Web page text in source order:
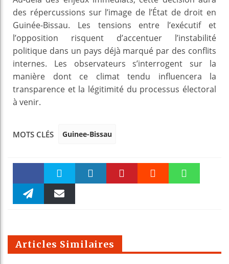
des répercussions sur l’image de l’État de droit en
Guinée-Bissau. Les tensions entre l’exécutif et
l’opposition risquent d’accentuer l’instabilité
politique dans un pays déjà marqué par des conflits
internes. Les observateurs s’interrogent sur la
manière dont ce climat tendu influencera la
transparence et la légitimité du processus électoral
à venir.
MOTS CLÉS Guinee-Bissau
Faceboo Twitter
m
Articles Similaires